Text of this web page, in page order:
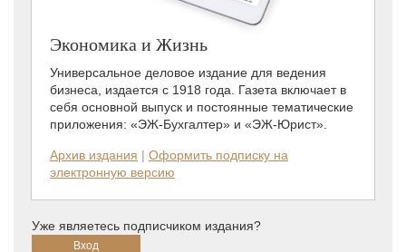
Экономика и Жизнь
Универсальное деловое издание для ведения
бизнеса, издается с 1918 года. Газета включает в
себя основной выпуск и постоянные тематические
приложения: «ЭЖ-Бухгалтер» и «ЭЖ-Юрист».
Архив издания | Оформить подписку на
электронную версию
Уже являетесь подписчиком издания?